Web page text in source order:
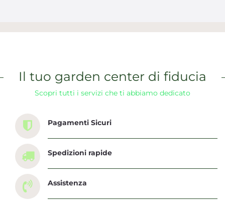
Il tuo garden center di fiducia
Scopri tutti i servizi che ti abbiamo dedicato
Pagamenti Sicuri
Spedizioni rapide
Assistenza